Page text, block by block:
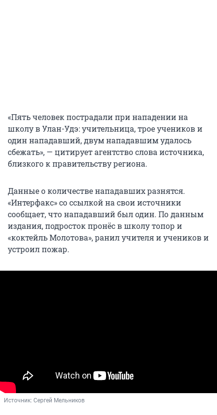
«Пять человек пострадали при нападении на
школу в Улан-Удэ: учительница, трое учеников и
один нападавший, двум нападавшим удалось
сбежать», — цитирует агентство слова источника,
близкого к правительству региона.
Данные о количестве нападавших разнятся.
«Интерфакс» со ссылкой на свои источники
сообщает, что нападавший был один. По данным
издания, подросток пронёс в школу топор и
«коктейль Молотова», ранил учителя и учеников и
устроил пожар.
Источник: Сергей Мельников